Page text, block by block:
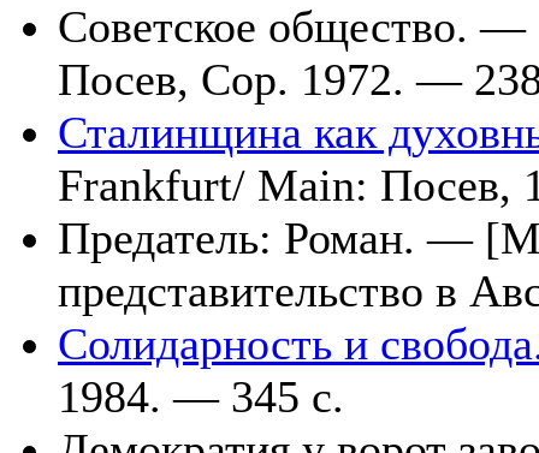
Советское общество.
Посев, Cop. 1972. —
Сталинщина как
Frankfurt/ Main: Посев,
Предатель: Роман. —
представительство в
Солидарность и
1984. — 345 с.